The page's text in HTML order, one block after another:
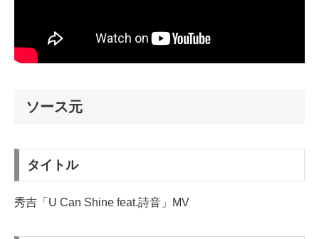
ソース元
タイトル
秀吉「U Can Shine feat.詩音」MV